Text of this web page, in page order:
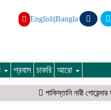
English|Bangla
প্রবাস চাকরি আরো
পাকিস্তানি নারী গোয়েন্দার ফাঁদে